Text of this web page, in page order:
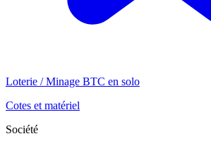
Loterie / Minage BTC en solo
Cotes et matériel
Société